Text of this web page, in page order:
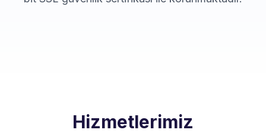
Hizmetlerimiz